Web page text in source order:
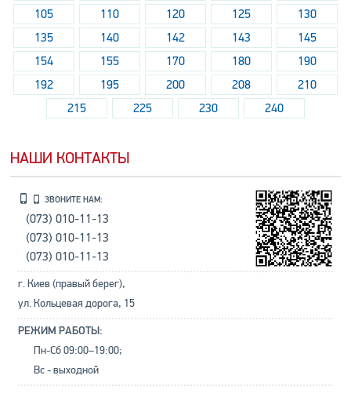
105
110 120 125
130
135
140 142 143
145
154
155 170 180
190
192
195 200 208
210
215
225 230 240
НАШИ КОНТАКТЫ
ЗВОНИТЕ НАМ:
(073) 010-11-13
(073) 010-11-13
(073) 010-11-13
г. Киев (правый берег),
ул. Кольцевая дорога, 15
РЕЖИМ РАБОТЫ:
Пн-Сб 09:00–19:00;
Вс - выходной